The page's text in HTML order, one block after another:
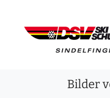
Bilder